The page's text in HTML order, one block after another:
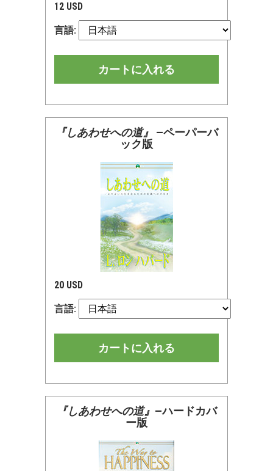
12 USD
言語:
カートに入れる
『しあわせへの道』 —ペーパーバ
ック版
20 USD
言語:
カートに入れる
『しあわせへの道』 —ハードカバ
ー版